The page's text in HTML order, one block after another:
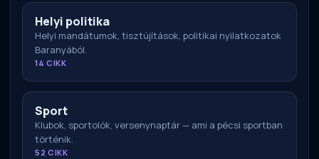
Helyi politika
Helyi mandátumok, tisztújítások, politikai nyilatkozatok
Baranyából.
14 CIKK
Sport
Klubok, sportolók, versenynaptár — ami a pécsi sportban
történik.
52 CIKK